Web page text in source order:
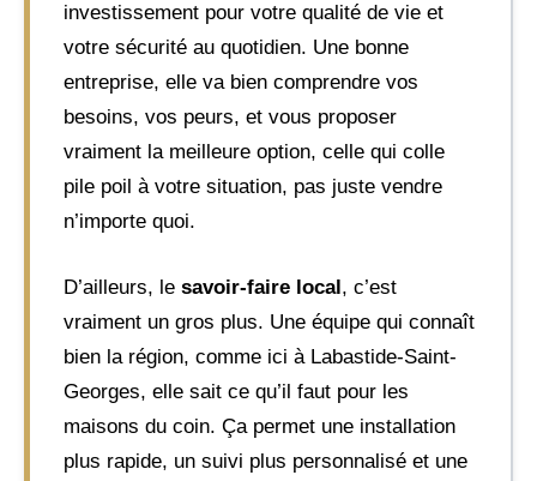
investissement pour votre qualité de vie et
votre sécurité au quotidien. Une bonne
entreprise, elle va bien comprendre vos
besoins, vos peurs, et vous proposer
vraiment la meilleure option, celle qui colle
pile poil à votre situation, pas juste vendre
n’importe quoi.
D’ailleurs, le savoir-faire local, c’est
vraiment un gros plus. Une équipe qui connaît
bien la région, comme ici à Labastide-Saint-
Georges, elle sait ce qu’il faut pour les
maisons du coin. Ça permet une installation
plus rapide, un suivi plus personnalisé et une